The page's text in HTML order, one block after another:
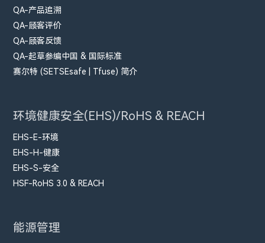
QA-产品追溯
QA-顾客评价
QA-顾客反馈
QA-起草参编中国 & 国际标准
赛尔特 (SETSEsafe | Tfuse) 简介
环境健康安全(EHS)/RoHS & REACH
EHS-E-环境
EHS-H-健康
EHS-S-安全
HSF-RoHS 3.0 & REACH
能源管理